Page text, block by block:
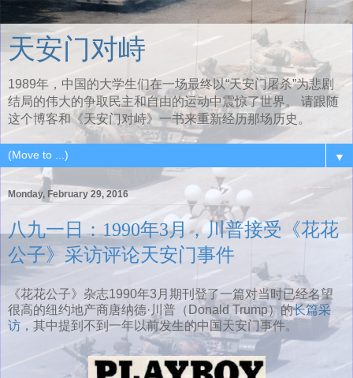
天安门对峙
1989年，中国的大学生们在一场最终以“天安门屠杀”为悲剧
结局的伟大的争取民主和自由的运动中震惊了世界。 请跟随
这个博客和《天安门对峙》一书来重新经历那场历史。
▼
Monday, February 29, 2016
八九一日：1990年3月，川普接受《花花
公子》采访评论天安门事件
《花花公子》杂志1990年3月期刊登了一篇对当时已经名望
很高的纽约地产商唐纳德·川普（Donald Trump）的长篇采
访 ，其中提到不到一年以前发生的中国天安门事件。